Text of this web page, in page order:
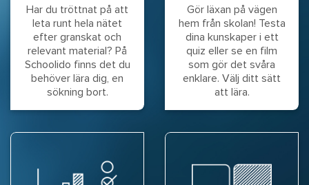
Har du tröttnat på att
leta runt hela nätet
efter granskat och
relevant material? På
Schoolido finns det du
behöver lära dig, en
sökning bort.
Gör läxan på vägen
hem från skolan! Testa
dina kunskaper i ett
quiz eller se en film
som gör det svåra
enklare. Välj ditt sätt
att lära.